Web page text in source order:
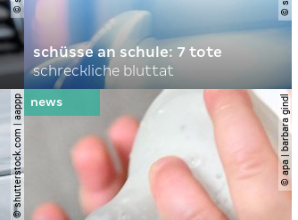
schüsse an schule: 7 tote
schreckliche bluttat
© shutterstock.com | aappp © apa | barbara gindl